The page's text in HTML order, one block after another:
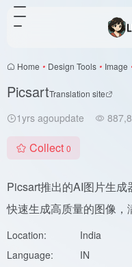
Home • Design Tools • Image
PicsartTranslation site
1yrs agoupdate
Collect 0
Picsart推出的AI图片生
快速生成高质量的图像，
Location:
India
Language:
IN